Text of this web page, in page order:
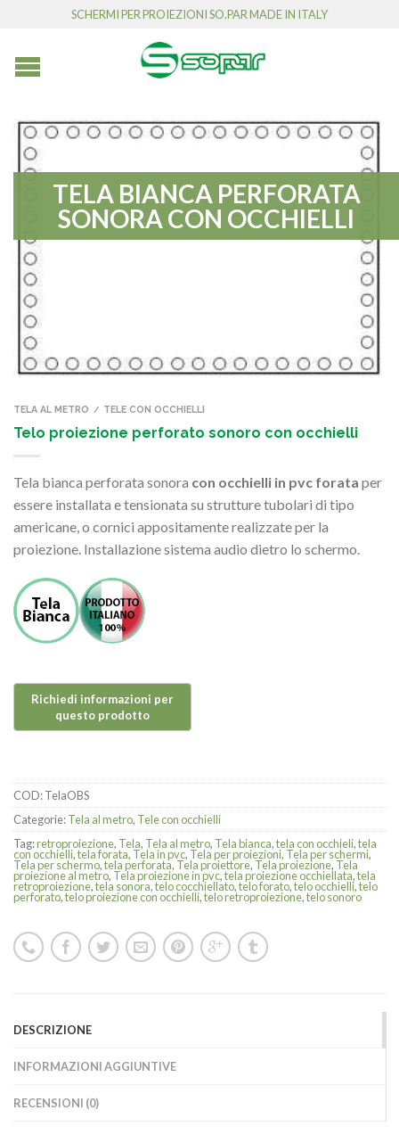
SCHERMI PER PROIEZIONI SO.PAR MADE IN ITALY
TELA BIANCA PERFORATA
SONORA CON OCCHIELLI
TELA AL METRO / TELE CON OCCHIELLI
Telo proiezione perforato sonoro con occhielli
Tela bianca perforata sonora con occhielli in pvc forata per
essere installata e tensionata su strutture tubolari di tipo
americane, o cornici appositamente realizzate per la
proiezione. Installazione sistema audio dietro lo schermo.
COD:TelaOBS
Categorie:Tela al metro, Tele con occhielli
Tag:retroproiezione, Tela, Tela al metro, Tela bianca,tela con occhieli,tela
con occhielli,tela forata, Tela in pvc, Tela per proiezioni, Tela per schermi,
Tela per schermo,tela perforata, Tela proiettore, Tela proiezione, Tela
proiezione al metro, Tela proiezione in pvc,tela proiezione occhiellata,tela
retroproiezione,tela sonora,telo cocchiellato,telo forato,telo occhielli,telo
perforato,telo proiezione con occhielli,telo retroproiezione,telo sonoro
DESCRIZIONE
INFORMAZIONI AGGIUNTIVE
RECENSIONI (0)